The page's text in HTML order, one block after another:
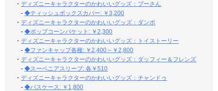
・ディズニーキャラクターのかわいいグッズ：プーさん
-◆ティッシュボックスカバー: ￥3,200
・ディズニーキャラクターのかわいいグッズ：ダンボ
-◆ポップコーンバケット: ￥2,300
・ディズニーキャラクターのかわいいグッズ：トイストーリー
-◆ファンキャップ各種: ￥2,400～￥2,800
・ディズニーキャラクターのかわいいグッズ：ダッフィー＆フレンズ
-◆スーベニアスリーブ: 各￥510
・ディズニーキャラクターのかわいいグッズ：チャンドゥ
-◆パスケース: ￥1,800